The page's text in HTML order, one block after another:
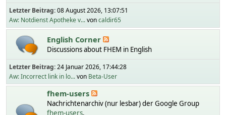
Letzter Beitrag:08 August 2026, 13:07:51
Aw: Notdienst Apotheke v...voncaldir65
English Corner
Discussions about FHEM in English
Letzter Beitrag:24 Januar 2026, 17:44:28
Aw: Incorrect link in lo...von Beta-User
fhem-users
Nachrichtenarchiv (nur lesbar) der Google Group
fhem-users.